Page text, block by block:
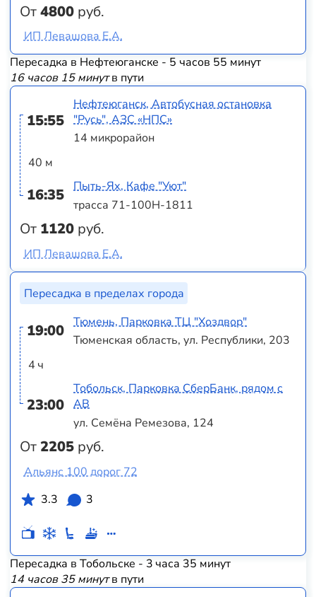
От4800 руб.
ИП Левашова Е.А.
Пересадка в Нефтеюганске - 5 часов 55 минут
16 часов 15 минутв пути
15:55
40 м
16:35
От 1120 руб.
Нефтеюганск, Автобусная остановка
"Русь", АЗС «НПС»
14 микрорайон
Пыть-Ях, Кафе "Уют"
трасса 71-100Н-1811
ИП Левашова Е.А.
Пересадка в пределах города
19:00
4 ч
23:00
От2205 руб.
Тюмень, Парковка ТЦ "Хоздвор"
Тюменская область, ул. Республики, 203
Тобольск, Парковка СберБанк, рядом с
АВ
ул. Семёна Ремезова, 124
Альянс 100 дорог 72
3.3
3
Пересадка в Тобольске - 3 часа 35 минут
14 часов 35 минутв пути